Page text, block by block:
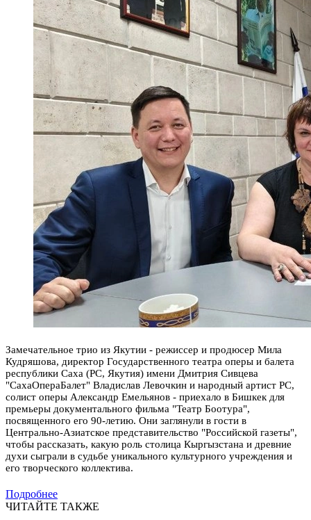
Замечательное трио из Якутии - режиссер и продюсер Мила
Кудряшова, директор Государственного театра оперы и балета
республики Саха (РС, Якутия) имени Дмитрия Сивцева
"СахаОпераБалет" Владислав Левочкин и народный артист РС,
солист оперы Александр Емельянов - приехало в Бишкек для
премьеры документального фильма "Театр Боотура",
посвященного его 90-летию. Они заглянули в гости в
Центрально-Азиатское представительство "Российской газеты",
чтобы рассказать, какую роль столица Кыргызстана и древние
духи сыграли в судьбе уникального культурного учреждения и
его творческого коллектива.
Подробнее
ЧИТАЙТЕ ТАКЖЕ